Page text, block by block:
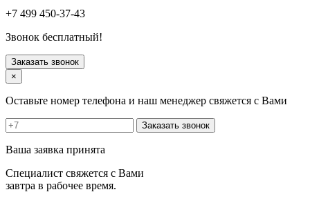
Руза
Сергиев Посад
Серпухов
Солнечногорск
Старая Купавна
Ступино
Фрязино
Химки
Хотьково
Чехов
Шатура
Щелково
Щербинка
+7 499 450-37-43
Звонок бесплатный!
Заказать звонок
×
Оставьте номер телефона и наш менеджер свяжется с Вами
Заказать звонок
Ваша заявка принята
Специалист свяжется с Вами
завтра в рабочее время.